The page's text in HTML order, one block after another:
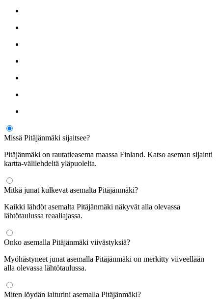
Missä Pitäjänmäki sijaitsee?
Pitäjänmäki on rautatieasema maassa Finland. Katso aseman sijainti
kartta-välilehdeltä yläpuolelta.
Mitkä junat kulkevat asemalta Pitäjänmäki?
Kaikki lähdöt asemalta Pitäjänmäki näkyvät alla olevassa
lähtötaulussa reaaliajassa.
Onko asemalla Pitäjänmäki viivästyksiä?
Myöhästyneet junat asemalla Pitäjänmäki on merkitty viiveellään
alla olevassa lähtötaulussa.
Miten löydän laiturini asemalla Pitäjänmäki?